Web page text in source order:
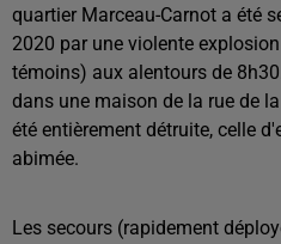
quartier Marceau-Carnot a été
2020 par une violente
témoins) aux alentours de
dans une maison de la rue de
été entièrement détruite, celle
abimée.
Les secours (rapidement